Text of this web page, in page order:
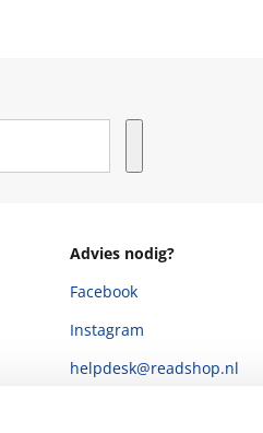
Advies nodig?
Facebook
Instagram
helpdesk@readshop.nl